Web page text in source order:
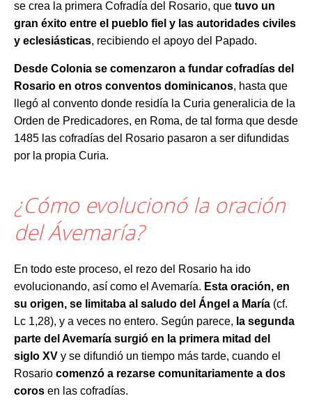
se crea la primera Cofradía del Rosario, que tuvo un
gran éxito entre el pueblo fiel y las autoridades civiles
y eclesiásticas, recibiendo el apoyo del Papado.
Desde Colonia se comenzaron a fundar cofradías del
Rosario en otros conventos dominicanos, hasta que
llegó al convento donde residía la Curia generalicia de la
Orden de Predicadores, en Roma, de tal forma que desde
1485 las cofradías del Rosario pasaron a ser difundidas
por la propia Curia.
¿Cómo evolucionó la oración
del Ávemaría?
En todo este proceso, el rezo del Rosario ha ido
evolucionando, así como el Avemaría. Esta oración, en
su origen, se limitaba al saludo del Ángel a María (cf.
Lc 1,28), y a veces no entero. Según parece, la segunda
parte del Avemaría surgió en la primera mitad del
siglo XV y se difundió un tiempo más tarde, cuando el
Rosario comenzó a rezarse comunitariamente a dos
coros en las cofradías.